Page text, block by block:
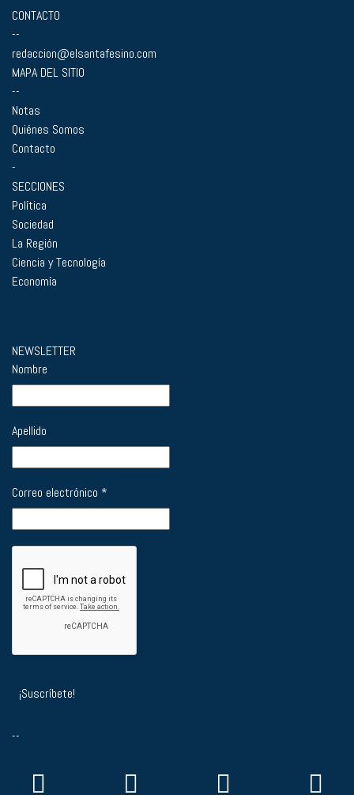
CONTACTO
--
redaccion@elsantafesino.com
MAPA DEL SITIO
--
Notas
Quiénes Somos
Contacto
-
SECCIONES
Política
Sociedad
La Región
Ciencia y Tecnología
Economía
NEWSLETTER
Nombre
Apellido
Correo electrónico *
--